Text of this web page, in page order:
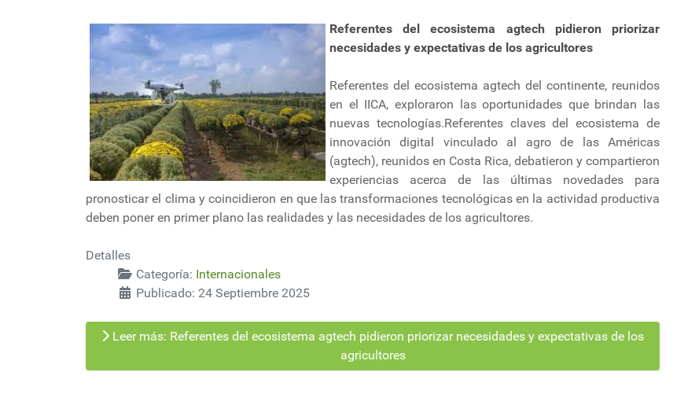
Referentes del ecosistema agtech pidieron priorizar
necesidades y expectativas de los agricultores
Referentes del ecosistema agtech del continente, reunidos
en el IICA, exploraron las oportunidades que brindan las
nuevas tecnologías.Referentes claves del ecosistema de
innovación digital vinculado al agro de las Américas
(agtech), reunidos en Costa Rica, debatieron y compartieron
experiencias acerca de las últimas novedades para
pronosticar el clima y coincidieron en que las transformaciones tecnológicas en la actividad productiva
deben poner en primer plano las realidades y las necesidades de los agricultores.
Detalles
Categoría: Internacionales
Publicado: 24 Septiembre 2025
Leer más: Referentes del ecosistema agtech pidieron priorizar necesidades y expectativas de los
agricultores